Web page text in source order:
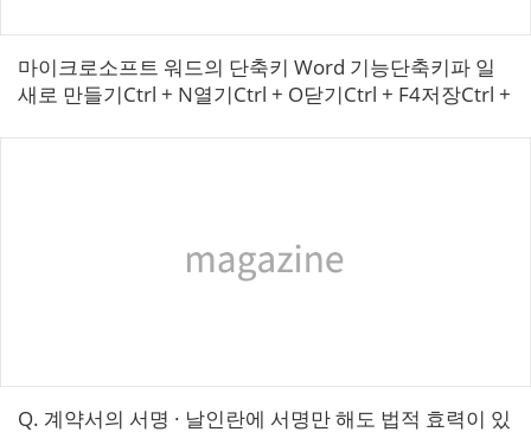
마이크로소프트 워드의 단축키 Word 기능단축키파 일
새로 만들기Ctrl + N열기Ctrl + O닫기Ctrl + F4저장Ctrl +
​Q. 계약서의 서명 · 날인란에 서명만 해도 법적 효력이 있